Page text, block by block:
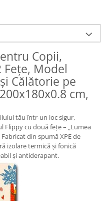
Copii,
Fețe, Model
Călătorie pe
cm,
tău într-un loc sigur,
Flippy cu două fețe – „Lumea
din spumă XPE de
izolare termică și fonică
și antiderapant.